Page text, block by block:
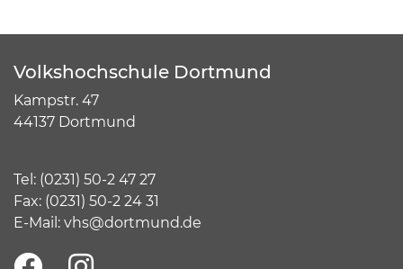
Volkshochschule Dortmund
Kampstr. 47
44137 Dortmund
Tel: (0231) 50-2 47 27
Fax: (0231) 50-2 24 31
E-Mail: vhs@dortmund.de